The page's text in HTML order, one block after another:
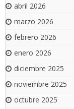
abril 2026
marzo 2026
febrero 2026
enero 2026
diciembre 2025
noviembre 2025
octubre 2025